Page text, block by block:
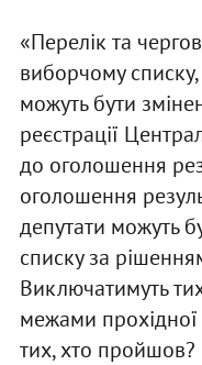
«Перелік та
виборчому
можуть бути
реєстрації
до оголошення
оголошення
депутати можуть
списку за рішенням
Виключатимуть
межами прохідної
тих, хто пройшов?